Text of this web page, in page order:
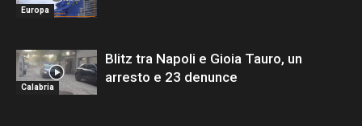
Europa
Calabria
Blitz tra Napoli e Gioia Tauro, un
arresto e 23 denunce